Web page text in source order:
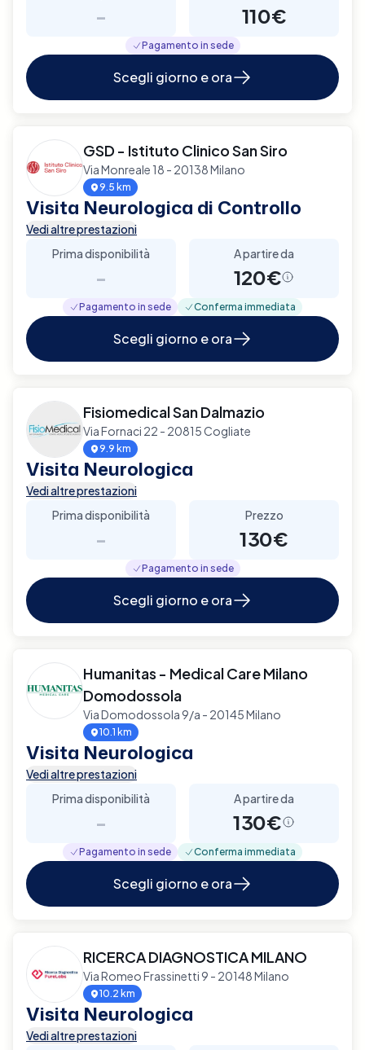
- 110€
Pagamento in sede
Scegli giorno e ora
GSD - Istituto Clinico San Siro
Via Monreale 18 - 20138 Milano
9.5 km
Visita Neurologica di Controllo
Vedi altre prestazioni
Prima disponibilità
-
A partire da
120€
Pagamento in sede Conferma immediata
Scegli giorno e ora
Fisiomedical San Dalmazio
Via Fornaci 22 - 20815 Cogliate
9.9 km
Visita Neurologica
Vedi altre prestazioni
Prima disponibilità
-
Prezzo
130€
Pagamento in sede
Scegli giorno e ora
Humanitas - Medical Care Milano
Domodossola
Via Domodossola 9/a - 20145 Milano
10.1 km
Visita Neurologica
Vedi altre prestazioni
Prima disponibilità
-
A partire da
130€
Pagamento in sede Conferma immediata
Scegli giorno e ora
RICERCA DIAGNOSTICA MILANO
Via Romeo Frassinetti 9 - 20148 Milano
10.2 km
Visita Neurologica
Vedi altre prestazioni